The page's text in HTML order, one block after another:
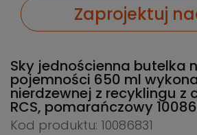
Zaprojektuj
Sky jednościenna butelka
pojemności 650 ml
nierdzewnej z recyklingu z
RCS, pomarańczowy
Kod produktu: 10086831